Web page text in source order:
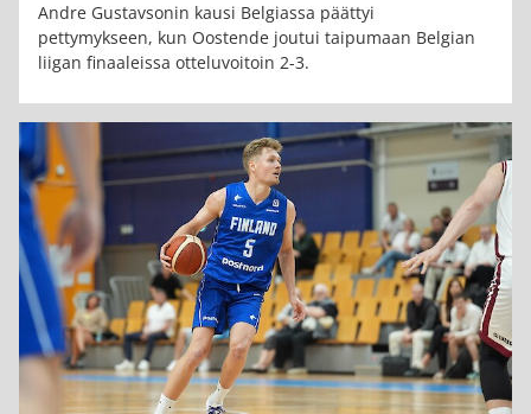
Andre Gustavsonin kausi Belgiassa päättyi
pettymykseen, kun Oostende joutui taipumaan Belgian
liigan finaaleissa otteluvoitoin 2-3.